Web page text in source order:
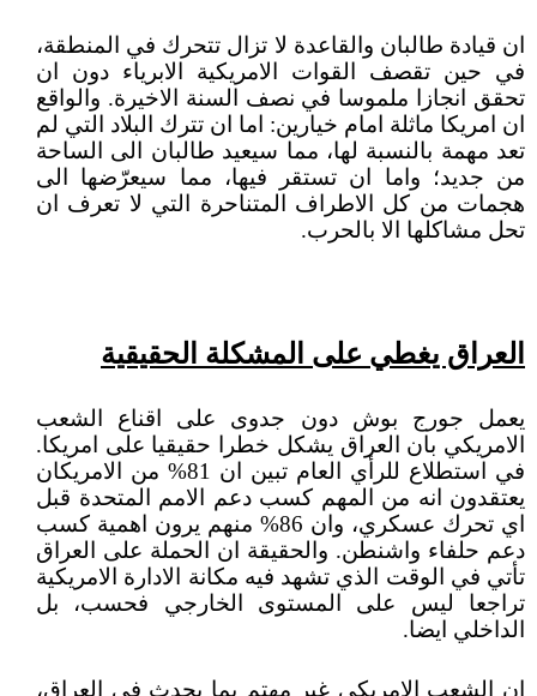
ان قيادة طالبان والقاعدة لا تزال تتحرك في المنطقة،
في حين تقصف القوات الامريكية الابرياء دون ان
تحقق انجازا ملموسا في نصف السنة الاخيرة. والواقع
ان امريكا ماثلة امام خيارين: اما ان تترك البلاد التي لم
تعد مهمة بالنسبة لها، مما سيعيد طالبان الى الساحة
من جديد؛ واما ان تستقر فيها، مما سيعرّضها الى
هجمات من كل الاطراف المتناحرة التي لا تعرف ان
تحل مشاكلها الا بالحرب.
العراق يغطي على المشكلة الحقيقية
يعمل جورج بوش دون جدوى على اقناع الشعب
الامريكي بان العراق يشكل خطرا حقيقيا على امريكا.
في استطلاع للرأي العام تبين ان 81% من الامريكان
يعتقدون انه من المهم كسب دعم الامم المتحدة قبل
اي تحرك عسكري، وان 86% منهم يرون اهمية كسب
دعم حلفاء واشنطن. والحقيقة ان الحملة على العراق
تأتي في الوقت الذي تشهد فيه مكانة الادارة الامريكية
تراجعا ليس على المستوى الخارجي فحسب، بل
الداخلي ايضا.
ان الشعب الامريكي غير مهتم بما يحدث في العراق،